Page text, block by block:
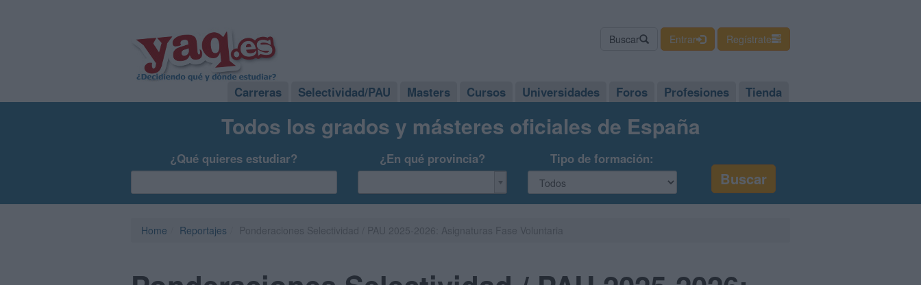
Buscar Entrar Regístrate
Carreras Selectividad/PAU Masters Cursos Universidades Foros Profesiones Tienda
Todos los grados y másteres oficiales de España
¿Qué quieres estudiar? ¿En qué provincia? Tipo de formación:
Home Reportajes